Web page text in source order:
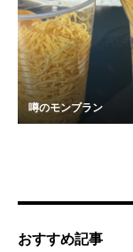
噂のモンブラン
おすすめ記事